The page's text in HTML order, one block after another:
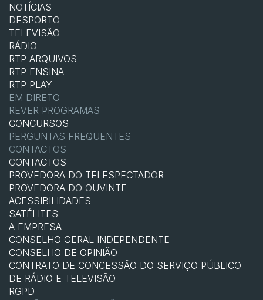
NOTÍCIAS
DESPORTO
TELEVISÃO
RÁDIO
RTP ARQUIVOS
RTP ENSINA
RTP PLAY
EM DIRETO
REVER PROGRAMAS
CONCURSOS
PERGUNTAS FREQUENTES
CONTACTOS
CONTACTOS
PROVEDORA DO TELESPECTADOR
PROVEDORA DO OUVINTE
ACESSIBILIDADES
SATÉLITES
A EMPRESA
CONSELHO GERAL INDEPENDENTE
CONSELHO DE OPINIÃO
CONTRATO DE CONCESSÃO DO SERVIÇO PÚBLICO
DE RÁDIO E TELEVISÃO
RGPD